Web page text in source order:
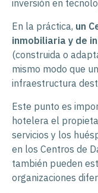
inversión en
En la práctica, un
inmobiliaria y de
(construida o
mismo modo que
infraestructura
Este punto es
hotelera el
servicios y los
en los Centros de
también pueden
organizaciones